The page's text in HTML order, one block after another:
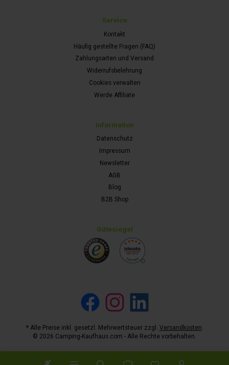
Werkzeugleiste anzeigen
Service
Kontakt
Häufig gestellte Fragen (FAQ)
Zahlungsarten und Versand
Widerrufsbelehrung
Cookies verwalten
Werde Affiliate
Information
Datenschutz
Impressum
Newsletter
AGB
Blog
B2B Shop
Gütesiegel
Facebook Instagram
* Alle Preise inkl. gesetzl. Mehrwertsteuer zzgl. Versandkosten.
© 2026 Camping-Kaufhaus.com - Alle Rechte vorbehalten.